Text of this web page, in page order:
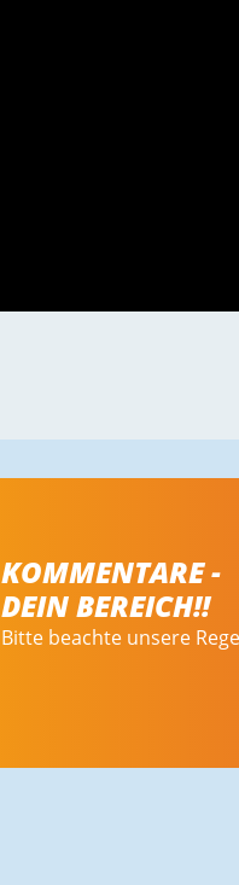
KOMMENTARE -
DEIN BEREICH!!
Bitte beachte unsere